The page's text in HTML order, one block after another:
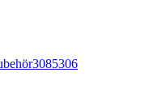
3085306